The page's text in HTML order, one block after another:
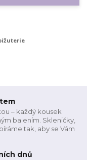
– každý kousek
balením. Skleničky,
tak, aby se Vám
dnů